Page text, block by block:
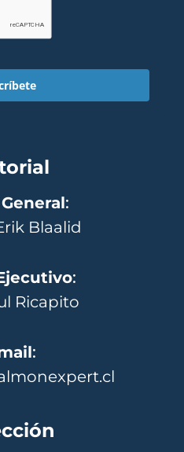
:
Blaalid
:
Ricapito
: